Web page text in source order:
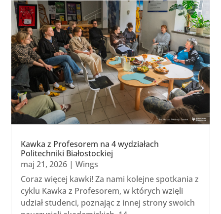
Kawka z Profesorem na 4 wydziałach
Politechniki Białostockiej
maj 21, 2026 |Wings
Coraz więcej kawki! Za nami kolejne spotkania z
cyklu Kawka z Profesorem, w których wzięli
udział studenci, poznając z innej strony swoich